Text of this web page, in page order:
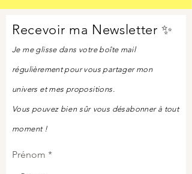
Recevoir ma Newsletter ✨
Je me glisse dans votre boîte mail
régulièrement pour vous partager mon
univers et mes propositions.
Vous pouvez bien sûr vous désabonner à tout
moment !
Prénom